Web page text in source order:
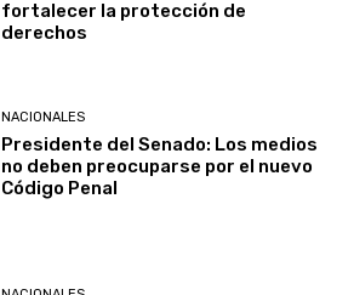
fortalecer la protección de
derechos
NACIONALES
Presidente del Senado: Los medios
no deben preocuparse por el nuevo
Código Penal